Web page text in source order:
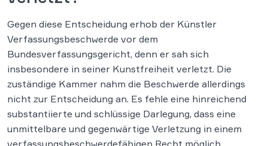
Gegen diese Entscheidung erhob der Künstler
Verfassungsbeschwerde vor dem
Bundesverfassungsgericht, denn er sah sich
insbesondere in seiner Kunstfreiheit verletzt. Die
zuständige Kammer nahm die Beschwerde allerdings
nicht zur Entscheidung an. Es fehle eine hinreichend
substantiierte und schlüssige Darlegung, dass eine
unmittelbare und gegenwärtige Verletzung in einem